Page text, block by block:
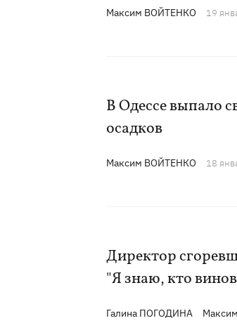
Максим ВОЙТЕНКО 19
В Одессе выпало
осадков
Максим ВОЙТЕНКО 18
Директор
"Я знаю, кто
Галина ПОГОДИНА